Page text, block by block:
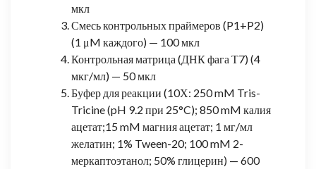
мкл
Смесь контрольных праймеров (P1+P2)
(1 μM каждого) — 100 мкл
Контрольная матрица (ДНК фага Т7) (4
мкг/мл) — 50 мкл
Буфер для реакции (10Х: 250 mM Tris-
Tricine (pH 9.2 при 25°C); 850 mM калия
ацетат;15 mM магния ацетат; 1 мг/мл
желатин; 1% Tween-20; 100 mM 2-
меркаптоэтанол; 50% глицерин) — 600